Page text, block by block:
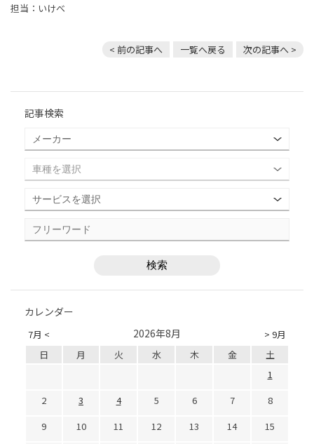
担当：いけべ
< 前の記事へ 一覧へ戻る 次の記事へ >
記事検索
カレンダー
7月 < > 9月
2026年8月
日 月 火 水 木 金
土
1
2
3 4 5 6 7
8
9
10 11 12 13 14
15